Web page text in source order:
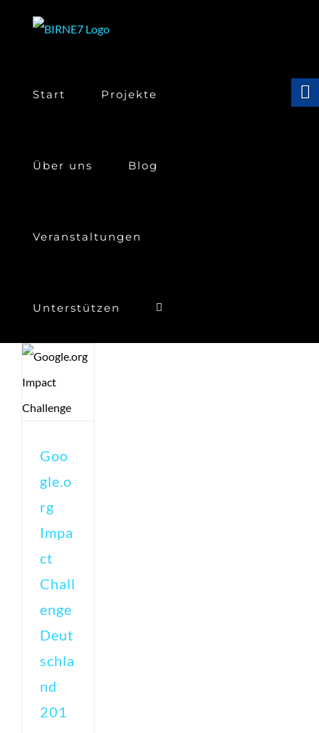
Start Projekte
Über uns Blog
Veranstaltungen
Unterstützen
Google.org
Impact
Deutschland
Goo
gle.o
rg
Impa
ct
Chall
enge
Deut
schla
nd
201